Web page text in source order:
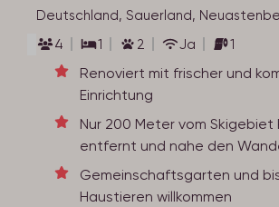
Deutschland, Sauerland,
4
1 2 Ja 1
Renoviert mit frischer und
Einrichtung
Nur 200 Meter vom Skigebiet
entfernt und nahe den
Gemeinschaftsgarten und
Haustieren willkommen